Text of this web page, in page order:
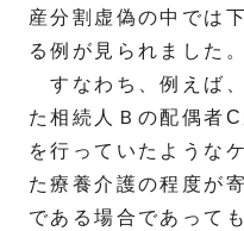
産分割虚偽の中では
る例が見られました。
すなわち、例えば
た相続人Ｂの配偶者
を行っていたような
た療養介護の程度が
である場合であって